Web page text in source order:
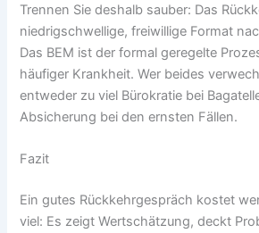
Trennen Sie deshalb sauber: Das
niedrigschwellige, freiwillige Format
Das BEM ist der formal geregelte
häufiger Krankheit. Wer beides
entweder zu viel Bürokratie bei
Absicherung bei den ernsten Fällen.
Fazit
Ein gutes Rückkehrgespräch kostet
viel: Es zeigt Wertschätzung, deckt